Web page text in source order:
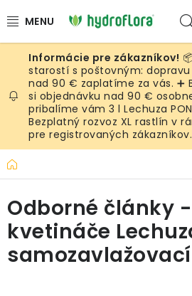
na
RASTLINY
UMELÉ RASTLINY
KVETINÁČE
SUBSTRÁTY A PRÍSLUŠENSTVO
SERVIS INTERIÉROVEJ ZELENE
starostí s poštovným:
nad 90 € zaplatíme za vás. ➕
si objednávku nad 90 €
pribalíme vám 3 l Lechuza PON
Bezplatný rozvoz XL rastlín v
pre registrovaných zákazníkov.
Domov
Odborné články
kvetináče